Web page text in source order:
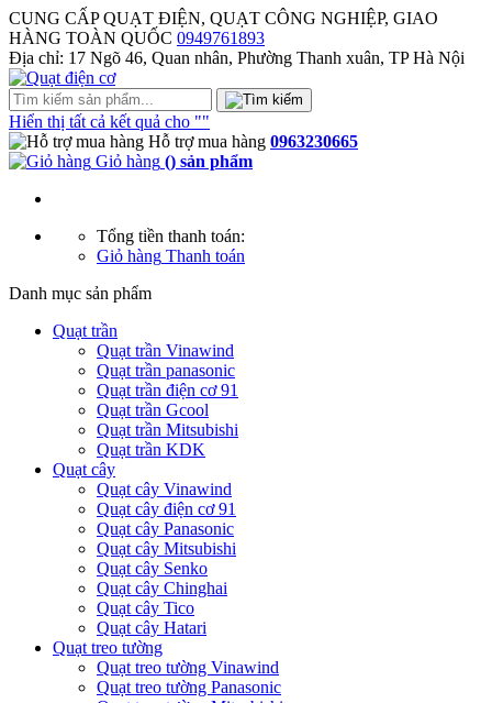
CUNG CẤP QUẠT ĐIỆN, QUẠT CÔNG NGHIỆP, GIAO
HÀNG TOÀN QUỐC 0949761893
Địa chỉ: 17 Ngõ 46, Quan nhân, Phường Thanh xuân, TP Hà Nội
Hiển thị tất cả kết quả cho ""
Hỗ trợ mua hàng 0963230665
Giỏ hàng () sản phẩm
Tổng tiền thanh toán:
Giỏ hàng Thanh toán
Danh mục sản phẩm
Quạt trần
Quạt trần Vinawind
Quạt trần panasonic
Quạt trần điện cơ 91
Quạt trần Gcool
Quạt trần Mitsubishi
Quạt trần KDK
Quạt cây
Quạt cây Vinawind
Quạt cây điện cơ 91
Quạt cây Panasonic
Quạt cây Mitsubishi
Quạt cây Senko
Quạt cây Chinghai
Quạt cây Tico
Quạt cây Hatari
Quạt treo tường
Quạt treo tường Vinawind
Quạt treo tường Panasonic